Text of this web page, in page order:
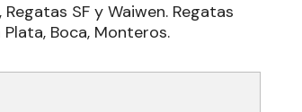
SF y Waiwen. Regatas
Boca, Monteros.